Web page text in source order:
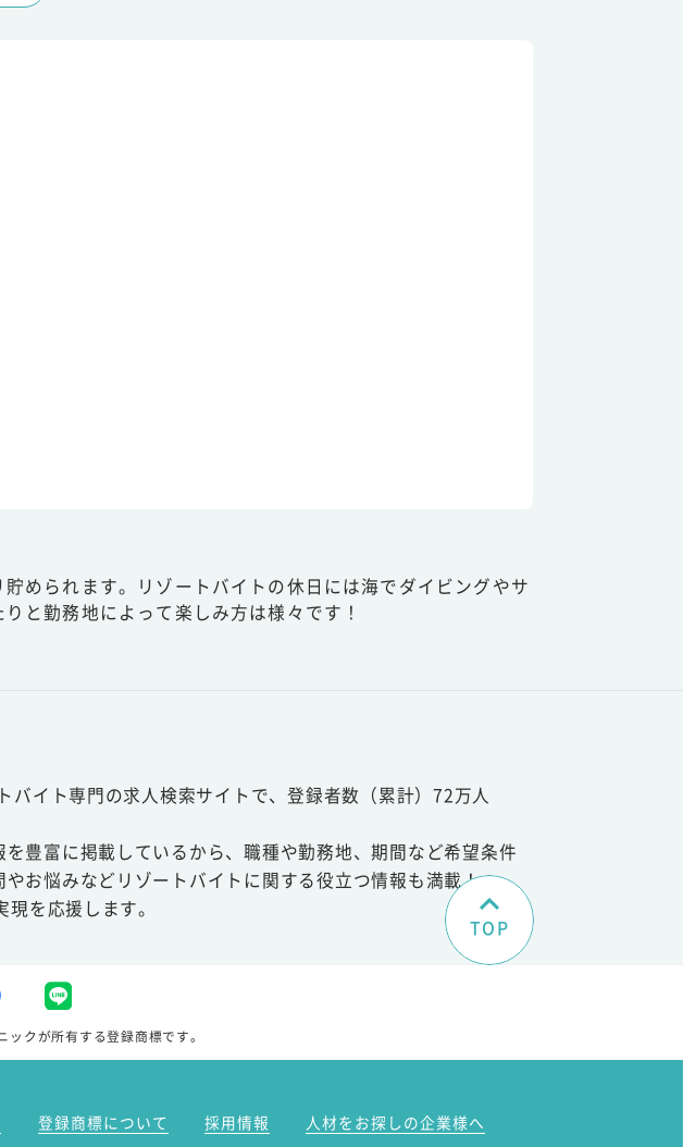
められます。リゾートバイトの休日には海でダイビングやサ
と勤務地によって楽しみ方は様々です！
イト専門の求人検索サイトで、登録者数（累計）72万人
豊富に掲載しているから、職種や勤務地、期間など希望条件
お悩みなどリゾートバイトに関する役立つ情報も満載！
を応援します。
TOP
クが所有する登録商標です。
登録商標について 採用情報
人材をお探しの企業様へ